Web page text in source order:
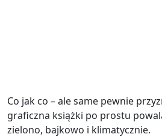
Co jak co – ale same pewnie
graficzna książki po prostu
zielono, bajkowo i klimatycznie.